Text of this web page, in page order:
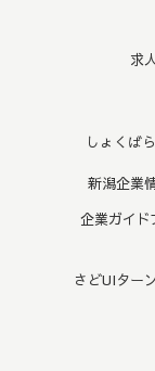
求
しょくば
新潟企業
企業ガイ
さどUIター